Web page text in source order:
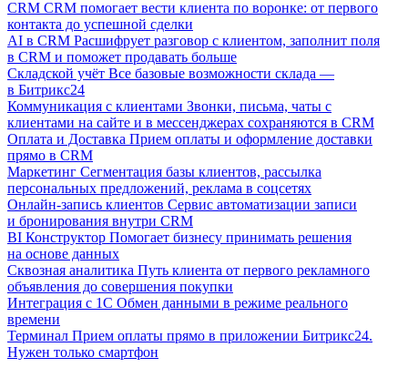
CRM CRM помогает вести клиента по воронке: от первого
контакта до успешной сделки
AI в CRM Расшифрует разговор с клиентом, заполнит поля
в CRM и поможет продавать больше
Складской учёт Все базовые возможности склада —
в Битрикс24
Коммуникация с клиентами Звонки, письма, чаты с
клиентами на сайте и в мессенджерах сохраняются в CRM
Оплата и Доставка Прием оплаты и оформление доставки
прямо в CRM
Маркетинг Сегментация базы клиентов, рассылка
персональных предложений, реклама в соцсетях
Онлайн-запись клиентов Сервис автоматизации записи
и бронирования внутри CRM
BI Конструктор Помогает бизнесу принимать решения
на основе данных
Сквозная аналитика Путь клиента от первого рекламного
объявления до совершения покупки
Интеграция с 1С Обмен данными в режиме реального
времени
Терминал Прием оплаты прямо в приложении Битрикс24.
Нужен только смартфон